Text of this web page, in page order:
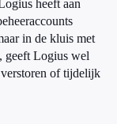
heeft aan
in de kluis met
geeft Logius wel
verstoren of tijdelijk